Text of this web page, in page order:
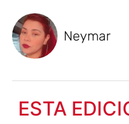
Neymar
ESTA